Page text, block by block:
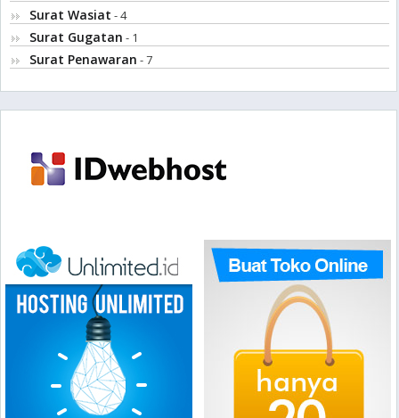
Surat Wasiat - 4
Surat Gugatan - 1
Surat Penawaran - 7